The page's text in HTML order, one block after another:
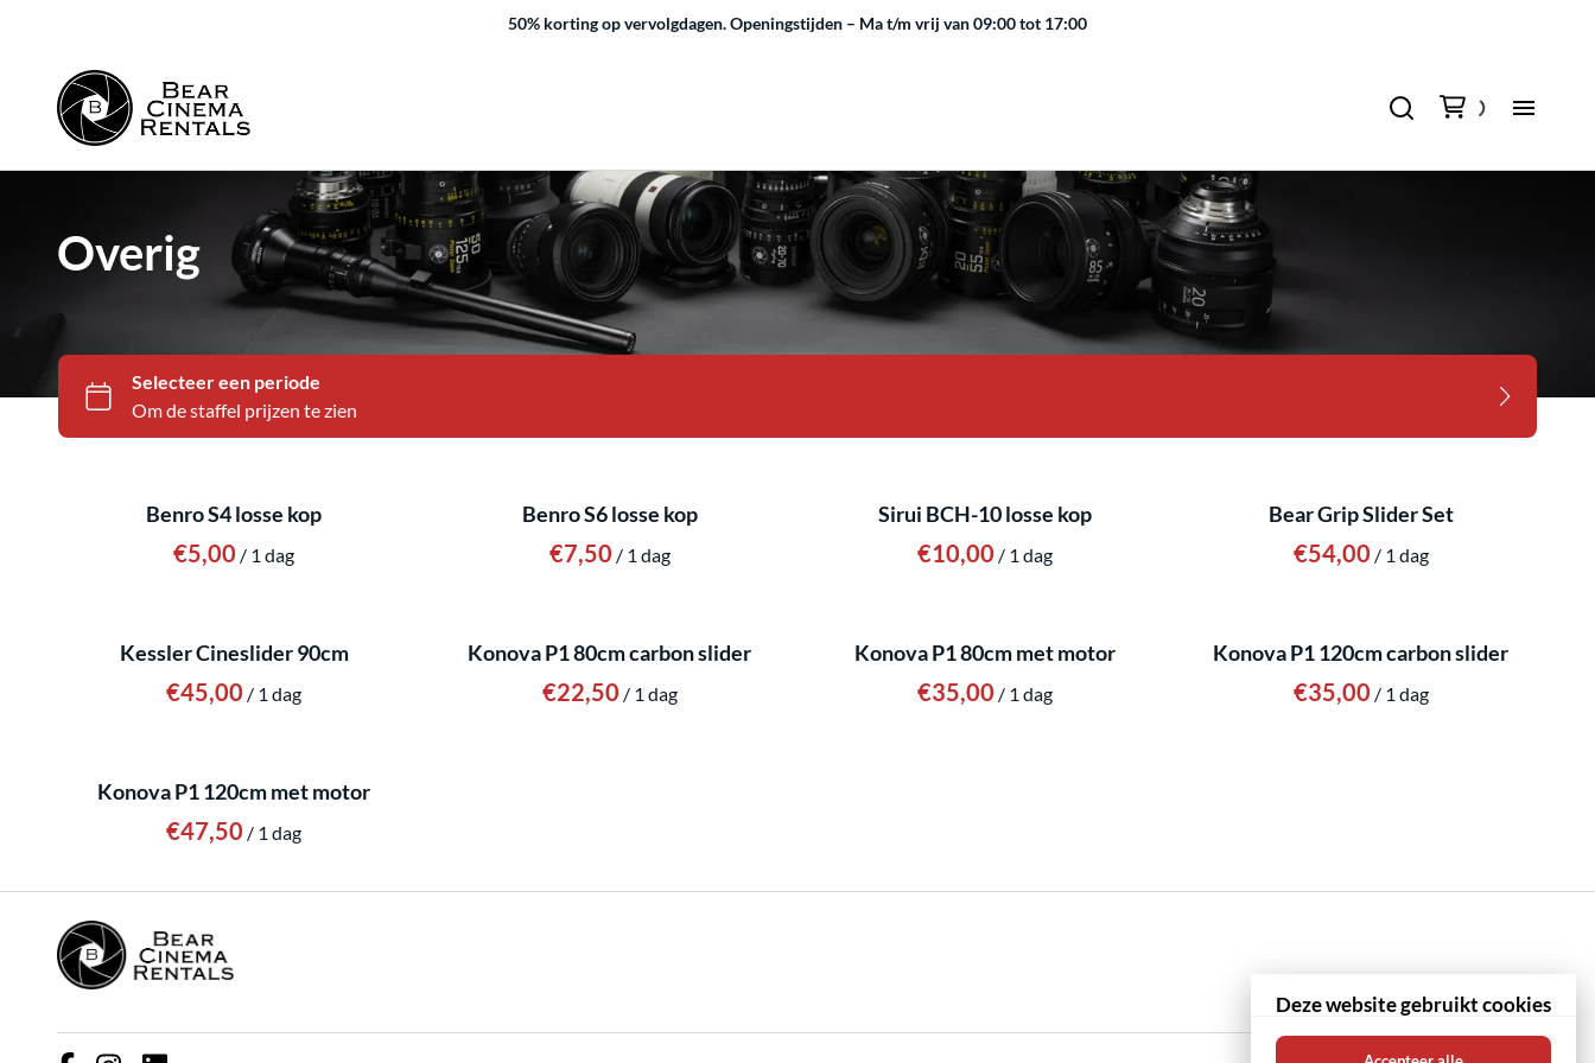
50% korting op vervolgdagen.Openingstijden – Ma t/m vrij van 09:00 tot 17:00
Overig
Benro S4 losse kop
/
Benro S6 losse kop
/
Sirui BCH-10 losse kop
/
Bear Grip Slider Set
/
Kessler Cineslider 90cm
/
Konova P1 80cm carbon slider
/
Konova P1 80cm met motor
/
Konova P1 120cm carbon slider
/
Konova P1 120cm met motor
/
Deze website gebruikt cookies